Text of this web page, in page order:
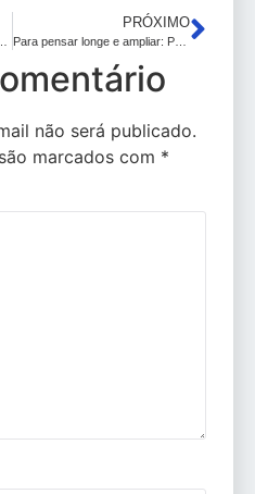
PRÓXIMO
Para pensar longe e ampliar: Por que alguns afirmam que 2+2=5 (e qual a lógica por trás disso) – IMPERDÍVEL!
não será publicado.
marcados com *